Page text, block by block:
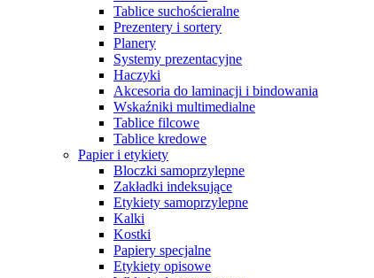
Tablice suchościeralne
Prezentery i sortery
Planery
Systemy prezentacyjne
Haczyki
Akcesoria do laminacji i bindowania
Wskaźniki multimedialne
Tablice filcowe
Tablice kredowe
Papier i etykiety
Bloczki samoprzylepne
Zakładki indeksujące
Etykiety samoprzylepne
Kalki
Kostki
Papiery specjalne
Etykiety opisowe